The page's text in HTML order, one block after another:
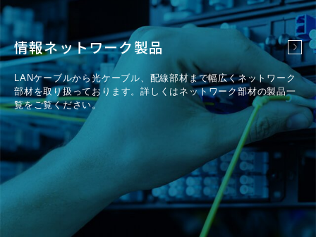
情報ネットワーク製品
LANケーブルから光ケーブル、配線部材まで幅広くネットワーク
部材を取り扱っております。詳しくはネットワーク部材の製品一
覧をご覧ください。